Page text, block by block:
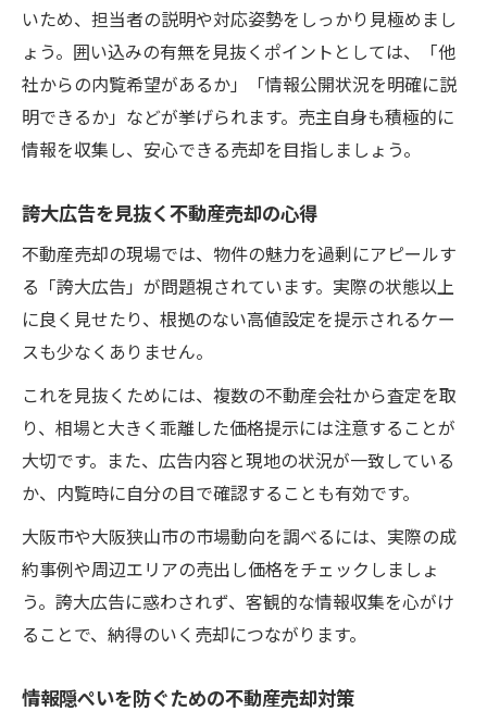
いため、担当者の説明や対応姿勢をしっかり見極めまし
ょう。囲い込みの有無を見抜くポイントとしては、「他
社からの内覧希望があるか」「情報公開状況を明確に説
明できるか」などが挙げられます。売主自身も積極的に
情報を収集し、安心できる売却を目指しましょう。
誇大広告を見抜く不動産売却の心得
不動産売却の現場では、物件の魅力を過剰にアピールす
る「誇大広告」が問題視されています。実際の状態以上
に良く見せたり、根拠のない高値設定を提示されるケー
スも少なくありません。
これを見抜くためには、複数の不動産会社から査定を取
り、相場と大きく乖離した価格提示には注意することが
大切です。また、広告内容と現地の状況が一致している
か、内覧時に自分の目で確認することも有効です。
大阪市や大阪狭山市の市場動向を調べるには、実際の成
約事例や周辺エリアの売出し価格をチェックしましょ
う。誇大広告に惑わされず、客観的な情報収集を心がけ
ることで、納得のいく売却につながります。
情報隠ぺいを防ぐための不動産売却対策